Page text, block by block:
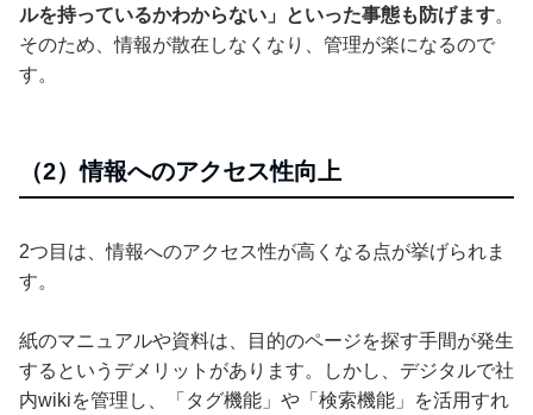
ルを持っているかわからない」といった事態も防げます。
そのため、情報が散在しなくなり、管理が楽になるので
す。
（2）情報へのアクセス性向上
2つ目は、情報へのアクセス性が高くなる点が挙げられま
す。
紙のマニュアルや資料は、目的のページを探す手間が発生
するというデメリットがあります。しかし、デジタルで社
内wikiを管理し、「タグ機能」や「検索機能」を活用すれ